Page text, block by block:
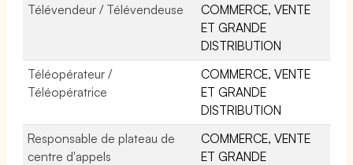
Télévendeur / Télévendeuse
COMMERCE, VENTE
ET GRANDE
DISTRIBUTION
Téléopérateur /
Téléopératrice
COMMERCE, VENTE
ET GRANDE
DISTRIBUTION
Responsable de plateau de
centre d'appels
COMMERCE, VENTE
ET GRANDE